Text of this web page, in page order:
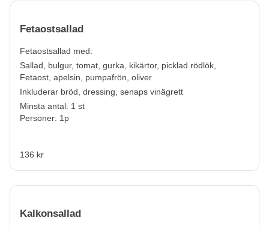
Fetaostsallad
Fetaostsallad med:
Sallad, bulgur, tomat, gurka, kikärtor, picklad rödlök
Fetaost, apelsin, pumpafrön, oliver
Inkluderar bröd, dressing, senaps vinägrett
Minsta antal: 1 st
Personer: 1p
136 kr
Kalkonsallad